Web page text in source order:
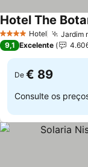
4 EstrelasHotel Jardim
Hotel The
9,1 Excelente
De € 89
Consulte os